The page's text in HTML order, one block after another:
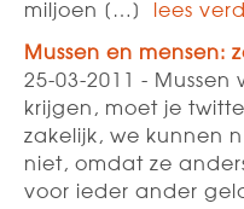
miljoen […]
lees
Mussen en mensen:
25-03-2011 -
krijgen, moet je
zakelijk, we kunnen
niet, omdat ze
voor ieder ander